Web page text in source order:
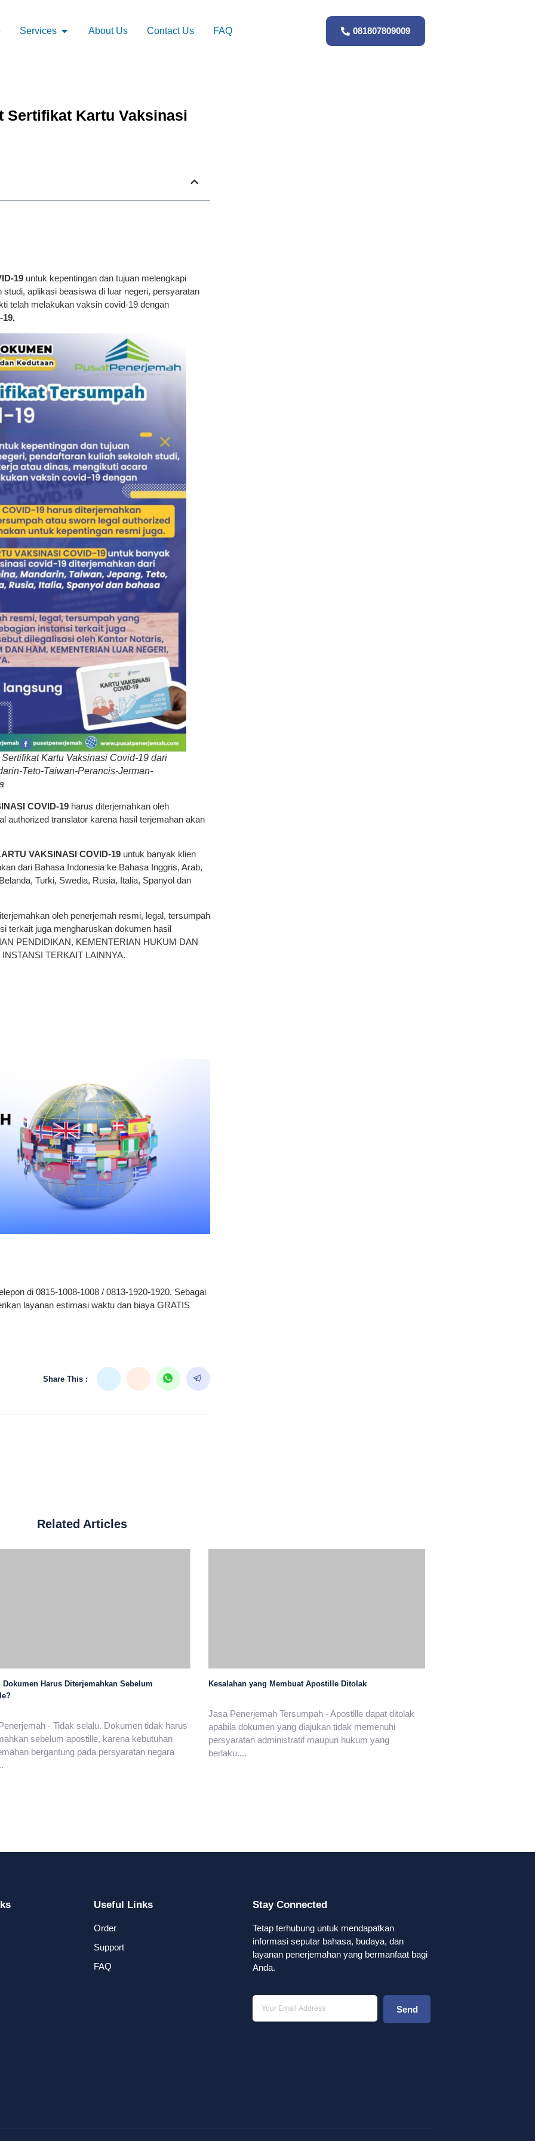
Services About Us Contact Us FAQ 081807809009
Sertifikat Kartu Vaksinasi
19 untuk kepentingan dan tujuan melengkapi
aplikasi beasiswa di luar negeri, persyaratan
telah melakukan vaksin covid-19 dengan
19.
Kartu Vaksinasi Covid-19 dari
Teto-Taiwan-Perancis-Jerman-
COVID-19 harus diterjemahkan oleh
authorized translator karena hasil terjemahan akan
VAKSINASI COVID-19 untuk banyak klien
dari Bahasa Indonesia ke Bahasa Inggris, Arab,
Turki, Swedia, Rusia, Italia, Spanyol dan
oleh penerjemah resmi, legal, tersumpah
terkait juga mengharuskan dokumen hasil
PENDIDIKAN, KEMENTERIAN HUKUM DAN
TERKAIT LAINNYA.
di 0815-1008-1008 / 0813-1920-1920. Sebagai
layanan estimasi waktu dan biaya GRATIS
Share This :
Related Articles
Dokumen Harus Diterjemahkan Sebelum
- Tidak selalu. Dokumen tidak harus
sebelum apostille, karena kebutuhan
bergantung pada persyaratan negara
Kesalahan yang Membuat Apostille Ditolak
Jasa Penerjemah Tersumpah - Apostille dapat ditolak
apabila dokumen yang diajukan tidak memenuhi
persyaratan administratif maupun hukum yang
berlaku....
Useful Links
Order
Support
FAQ
Stay Connected
Tetap terhubung untuk mendapatkan
informasi seputar bahasa, budaya, dan
layanan penerjemahan yang bermanfaat bagi
Anda.
Send